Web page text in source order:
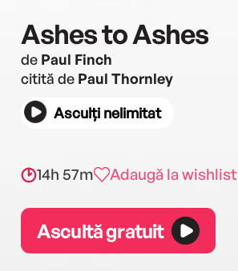
Ashes to Ashes
de Paul Finch
citită de Paul Thornley
Asculți nelimitat
14h 57m Adaugă la wishlist
Ascultă gratuit